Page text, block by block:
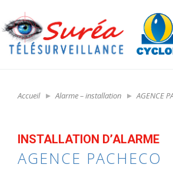
Accueil Alarme – installation AGENCE
INSTALLATION D’ALARME
AGENCE PACHECO